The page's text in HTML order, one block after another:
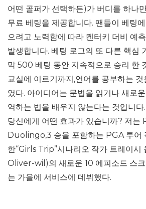
어떤 골퍼가 선택하든)가 버디를 하나
무료 베팅을 제공합니다. 팬들이 베팅
으려고 노력함에 따라 켄터키 더비 예
발생합니다. 베팅 로그의 또 다른 핵심
막 500 베팅 동안 지속적으로 승리 한
교실에 이르기까지,언어를 공부하는
였다. 아이디어는 문법을 읽거나 새로
역하는 법을 배우지 않는다는 것입니다
당신에게 어떤 효과가 있습니까? 저
Duolingo,3 승을 포함하는 PGA 투어
한“Girls Trip”시나리오 작가 트레이시
Oliver-wil)의 새로운 10 에피소드 스
는 가을에 서비스에 데뷔했다.